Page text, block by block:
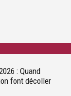
: Quand
font décoller